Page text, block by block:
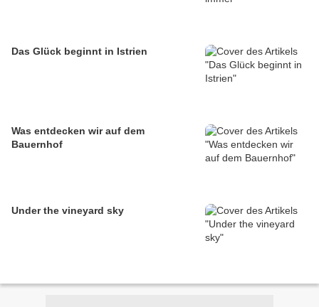
Das Glück beginnt in Istrien
Was entdecken wir auf dem
Bauernhof
Under the vineyard sky